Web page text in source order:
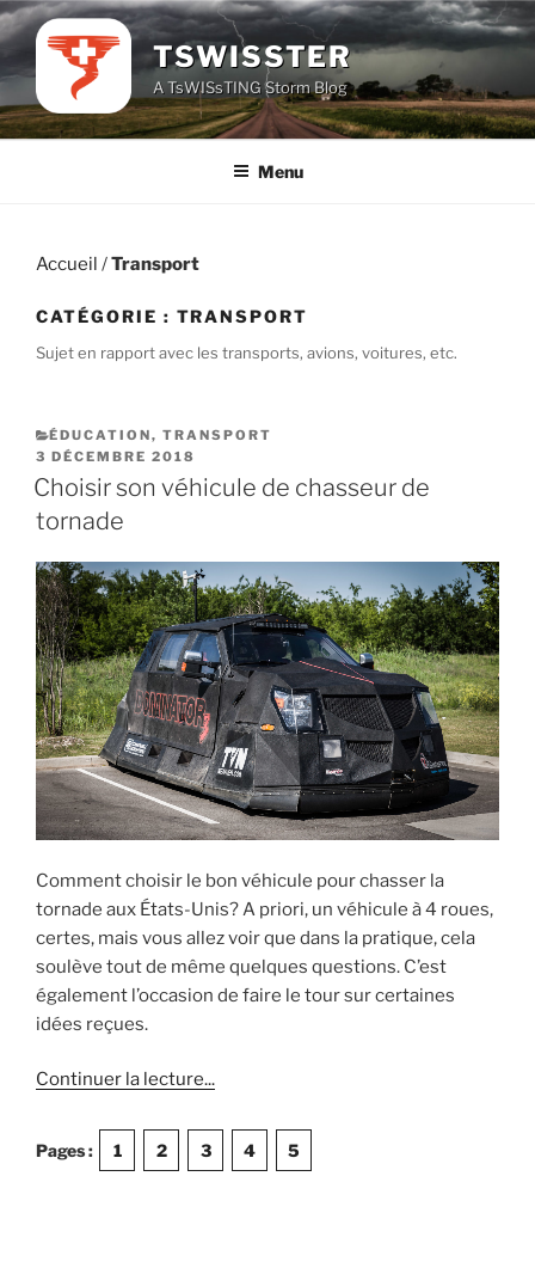
Aller
au
contenu
principal
TSWISSTER
A TsWISsTING Storm Blog
Menu
Accueil /Transport
CATÉGORIE : TRANSPORT
Sujet en rapport avec les transports, avions, voitures, etc.
CATÉGORIES
ÉDUCATION, TRANSPORT
PUBLIÉ
LE
3 DÉCEMBRE 2018
Choisir son véhicule de chasseur de
tornade
Comment choisir le bon véhicule pour chasser la
tornade aux États-Unis? A priori, un véhicule à 4 roues,
certes, mais vous allez voir que dans la pratique, cela
soulève tout de même quelques questions. C’est
également l’occasion de faire le tour sur certaines
idées reçues.
Continuer la lecturede
son
véhicule
...
Pages : 1 2 3 4 5